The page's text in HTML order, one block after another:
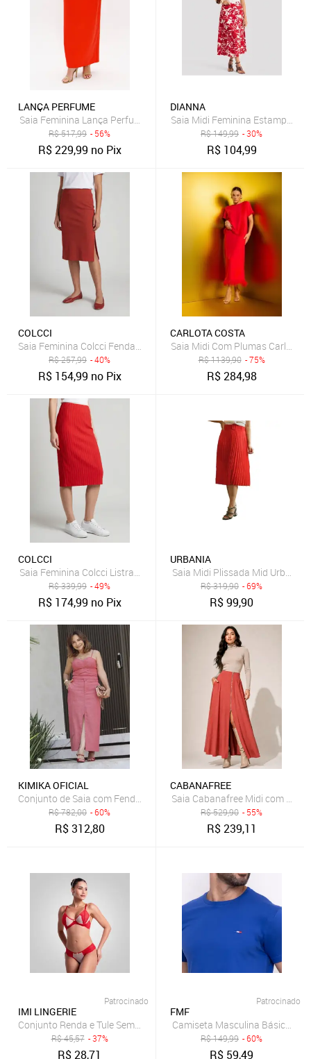
LANÇA PERFUME
Saia Feminina Lança Perfume Longa Reta Vermelha
R$517,99 - 56%
R$229,99 no Pix
DIANNA
Saia Midi Feminina Estampada
R$149,99 - 30%
R$ 104,99
COLCCI
Saia Feminina Colcci Fenda Lateral Vermelha
R$257,99 - 40%
R$ 154,99 no Pix
CARLOTA COSTA
Saia Midi Com Plumas Carlota
R$1139,90 - 75%
R$284,98
COLCCI
Saia Feminina Colcci Listrada Midi Vermelha
R$339,99 - 49%
R$ 174,99 no Pix
URBANIA
Saia Midi Plissada Mid Urbania
R$319,90 - 69%
R$99,90
KIMIKA OFICIAL
Conjunto de Saia com Fenda e Cropped de Alça Vermelho
R$782,00 - 60%
R$312,80
CABANAFREE
Saia Cabanafree Midi com Zíper
R$529,90 - 55%
R$239,11
Patrocinado
IMI LINGERIE
R$45,57 - 37%
R$28,71
Patrocinado
FMF
R$149,99 - 60%
R$ 59,49